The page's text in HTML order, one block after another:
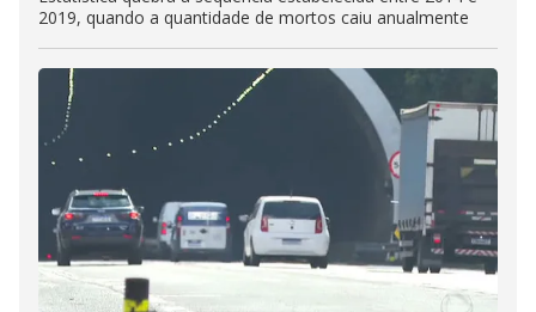
2019, quando a quantidade de mortos caiu anualmente